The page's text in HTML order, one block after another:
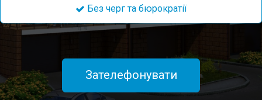
 Без черг та бюрократії
Зателефонувати